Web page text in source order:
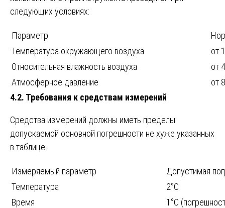
следующих условиях:
Параметр
Температура окружающего воздуха
от
Относительная влажность воздуха
от
Атмосферное давление
от
4.2. Требования к средствам измерений
Средства измерений должны иметь пределы
допускаемой основной погрешности не хуже указанных
в таблице:
Измеряемый параметр
Допустимая
Температура
2°C
Время
1°C